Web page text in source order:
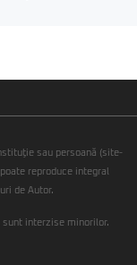
sau persoană (site-
reproduce integral
de Autor.
sunt interzise minorilor.